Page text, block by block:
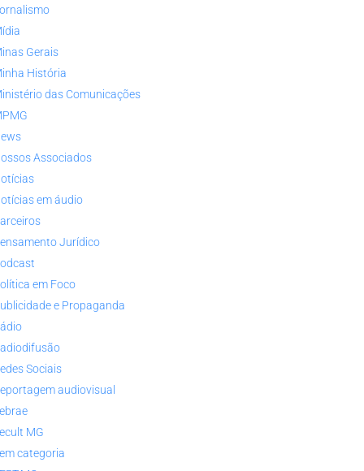
Gerais
História
das Comunicações
Associados
em áudio
Jurídico
em Foco
e Propaganda
Sociais
audiovisual
MG
categoria